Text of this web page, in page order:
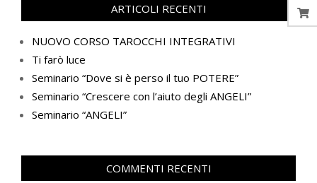
ARTICOLI RECENTI
NUOVO CORSO TAROCCHI INTEGRATIVI
Ti farò luce
Seminario “Dove si è perso il tuo POTERE”
Seminario “Crescere con l’aiuto degli ANGELI”
Seminario “ANGELI”
COMMENTI RECENTI